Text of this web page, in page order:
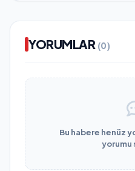
YORUMLAR (0)
Bu habere henüz
yorumu